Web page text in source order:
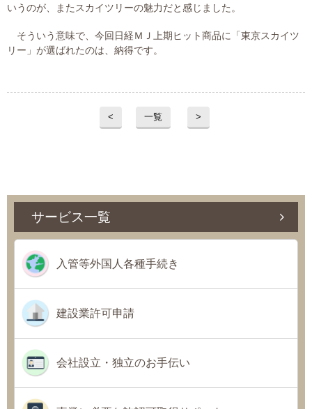
いうのが、またスカイツリーの魅力だと感じました。
そういう意味で、今回日経ＭＪ上期ヒット商品に「東京スカイツ
リー」が選ばれたのは、納得です。
< 一覧 >
サービス一覧
入管等外国人各種手続き
建設業許可申請
会社設立・独立のお手伝い